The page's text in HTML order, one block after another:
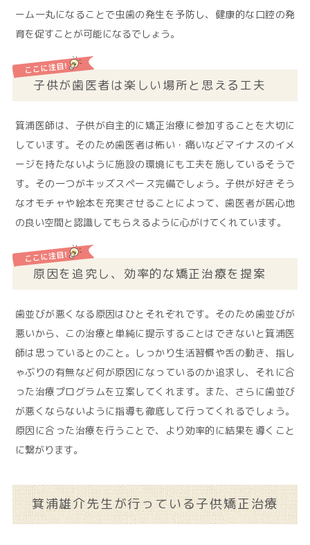
ーム一丸になることで虫歯の発生を予防し、健康的な口腔の発
育を促すことが可能になるでしょう。
子供が歯医者は楽しい場所と思える工夫
箕浦医師は、子供が自主的に矯正治療に参加することを大切に
しています。そのため歯医者は怖い・痛いなどマイナスのイメ
ージを持たないように施設の環境にも工夫を施しているそうで
す。その一つがキッズスペース完備でしょう。子供が好きそう
なオモチャや絵本を充実させることによって、歯医者が居心地
の良い空間と認識してもらえるように心がけてくれています。
原因を追究し、効率的な矯正治療を提案
歯並びが悪くなる原因はひとそれぞれです。そのため歯並びが
悪いから、この治療と単純に提示することはできないと箕浦医
師は思っているとのこと。しっかり生活習慣や舌の動き、指し
ゃぶりの有無など何が原因になっているのか追求し、それに合
った治療プログラムを立案してくれます。また、さらに歯並び
が悪くならないように指導も徹底して行ってくれるでしょう。
原因に合った治療を行うことで、より効率的に結果を導くこと
に繋がります。
箕浦雄介先生が行っている子供矯正治療